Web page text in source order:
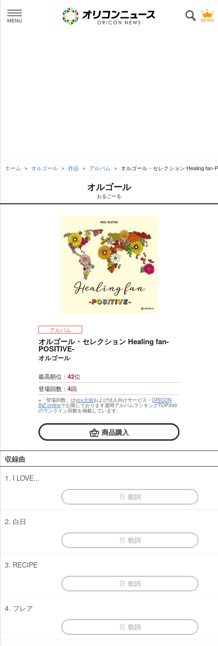
ホーム オルゴール 作品 アルバム オルゴール・セレクション Healing fan-
オルゴール
おるごーる
アルバム
オルゴール・セレクション Healing fan-
POSITIVE-
オルゴール
最高順位： 42位
登場回数： 4回
※「登場回数」はyou大樹および法人向けサービス・ ORICON
BiZ onlineで公開しております週間アルバムランキングTOP300
のランクイン回数を掲載しています。
商品購入
収録曲
1. I LOVE...
歌詞
2. 白日
歌詞
3. RECIPE
歌詞
4. フレア
歌詞